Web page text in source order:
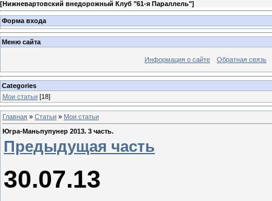
[Нижневартовский внедорожный Клуб "61-я Параллель"]
Форма входа
Меню сайта
Информация о сайте Обратная связь
Categories
Мои статьи [18]
Главная » Статьи » Мои статьи
Югра-Маньпупунер 2013. 3 часть.
Предыдущая часть
30.07.13